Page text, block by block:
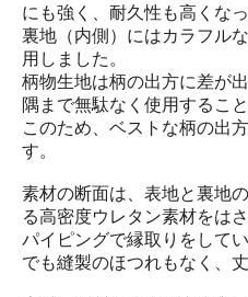
にも強く、耐久性も高くなっ
裏地（内側）にはカラフル
用しました。
柄物生地は柄の出方に差が
隅まで無駄なく使用するこ
このため、ベストな柄の出
す。
素材の断面は、表地と裏地
る高密度ウレタン素材をは
パイピングで縁取りをして
でも縫製のほつれもなく、